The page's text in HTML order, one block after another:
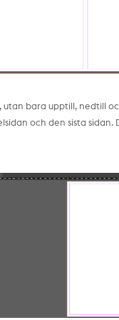
bara upptill, nedtill
och den sista sidan.